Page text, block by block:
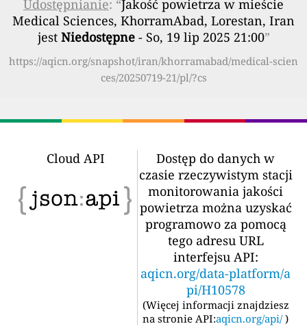
Udostępnianie: “Jakość powietrza w mieście
Medical Sciences, KhorramAbad, Lorestan, Iran
jest Niedostępne- So, 19 lip 2025 21:00”
https://aqicn.org/snapshot/iran/khorramabad/medical-scien
ces/20250719-21/pl/?cs
Cloud API
Dostęp do danych w
czasie rzeczywistym stacji
monitorowania jakości
powietrza można uzyskać
programowo za pomocą
tego adresu URL
interfejsu API:
aqicn.org/data-platform/a
pi/H10578
(Więcej informacji znajdziesz
na stronie API:aqicn.org/api/ )